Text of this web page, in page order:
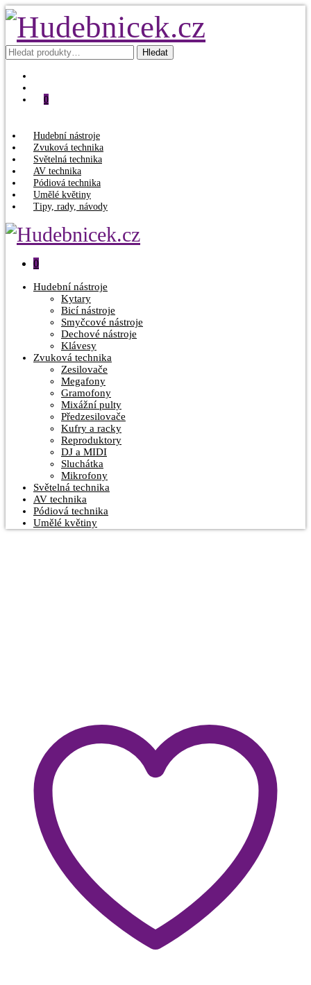
Hledat: Hledat
0
Hudební nástroje
Zvuková technika
Světelná technika
AV technika
Pódiová technika
Umělé květiny
Tipy, rady, návody
0
Hudební nástroje
Kytary
Bicí nástroje
Smyčcové nástroje
Dechové nástroje
Klávesy
Zvuková technika
Zesilovače
Megafony
Gramofony
Mixážní pulty
Předzesilovače
Kufry a racky
Reproduktory
DJ a MIDI
Sluchátka
Mikrofony
Světelná technika
AV technika
Pódiová technika
Umělé květiny